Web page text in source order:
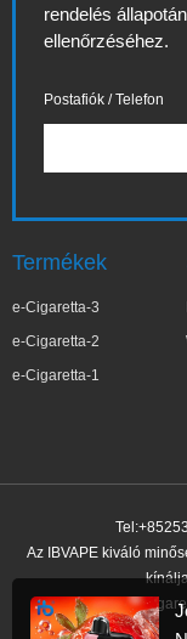
rendelés
ellenőrzéséhez.
Postafiók / Telefon
Termékek
e-Cigaretta-3
e-Cigaretta-2
e-Cigaretta-1
Az IBVAPE kiváló
IBVAPE E-